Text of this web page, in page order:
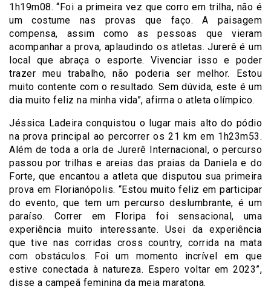
1h19m08. “Foi a primeira vez que corro em trilha, não é
um costume nas provas que faço. A paisagem
compensa, assim como as pessoas que vieram
acompanhar a prova, aplaudindo os atletas. Jurerê é um
local que abraça o esporte. Vivenciar isso e poder
trazer meu trabalho, não poderia ser melhor. Estou
muito contente com o resultado. Sem dúvida, este é um
dia muito feliz na minha vida”, afirma o atleta olímpico.
Jéssica Ladeira conquistou o lugar mais alto do pódio
na prova principal ao percorrer os 21 km em 1h23m53.
Além de toda a orla de Jurerê Internacional, o percurso
passou por trilhas e areias das praias da Daniela e do
Forte, que encantou a atleta que disputou sua primeira
prova em Florianópolis. “Estou muito feliz em participar
do evento, que tem um percurso deslumbrante, é um
paraíso. Correr em Floripa foi sensacional, uma
experiência muito interessante. Usei da experiência
que tive nas corridas cross country, corrida na mata
com obstáculos. Foi um momento incrível em que
estive conectada à natureza. Espero voltar em 2023”,
disse a campeã feminina da meia maratona.